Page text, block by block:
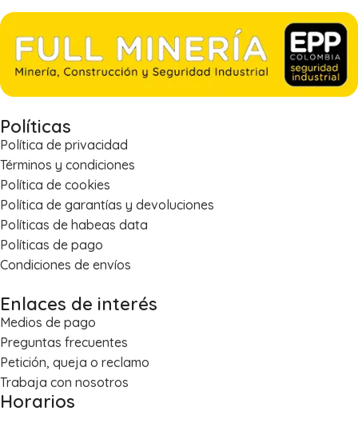
Políticas
Política de privacidad
Términos y condiciones
Política de cookies
Política de garantías y devoluciones
Políticas de habeas data
Políticas de pago
Condiciones de envíos
Enlaces de interés
Medios de pago
Preguntas frecuentes
Petición, queja o reclamo
Trabaja con nosotros
Horarios